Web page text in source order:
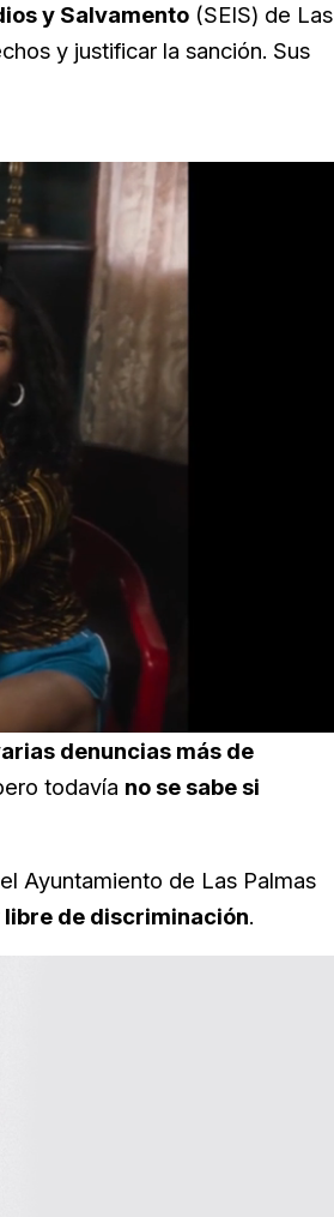
y Salvamento (SEIS) de Las
y justificar la sanción. Sus
denuncias más de
todavía no se sabe si
Ayuntamiento de Las Palmas
de discriminación.